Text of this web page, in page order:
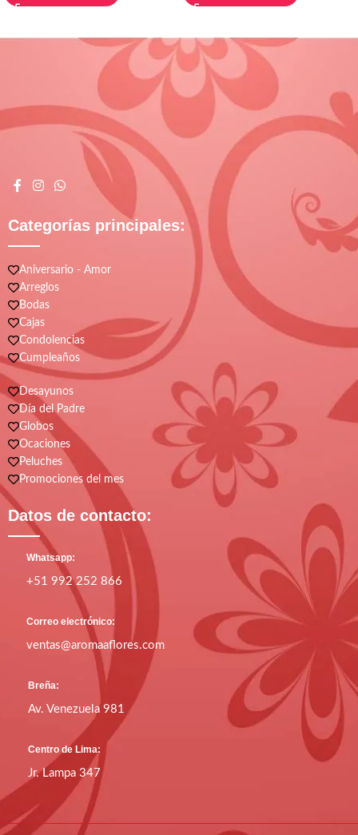
Categorías principales:
Aniversario - Amor
Arreglos
Bodas
Cajas
Condolencias
Cumpleaños
Desayunos
Día del Padre
Globos
Ocaciones
Peluches
Promociones del mes
Datos de contacto:
Whatsapp:
+51 992 252 866
Correo electrónico:
ventas@aromaaflores.com
Breña:
Av. Venezuela 981
Centro de Lima:
Jr. Lampa 347